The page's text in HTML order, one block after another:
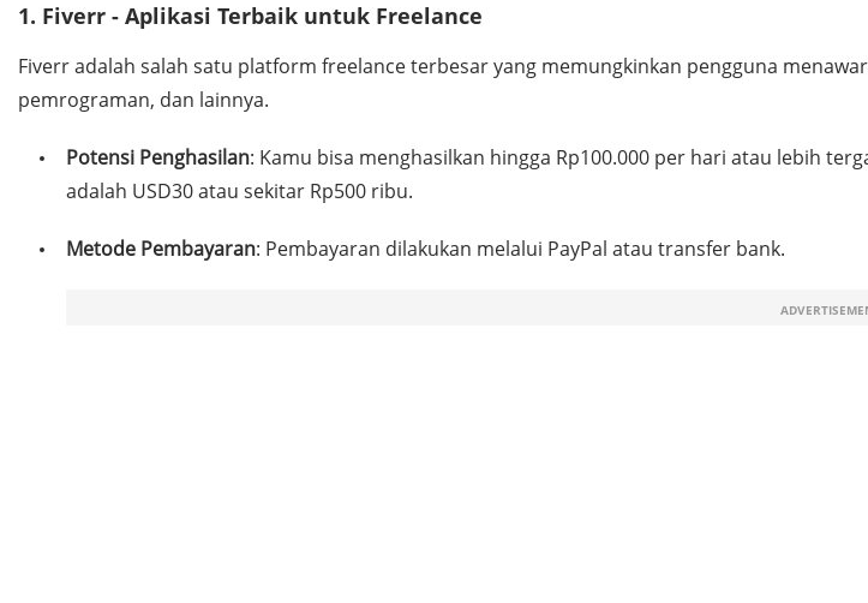
1. Fiverr - Aplikasi Terbaik untuk Freelance
Fiverr adalah salah satu platform freelance terbesar yang memungkinkan pengguna
pemrograman, dan lainnya.
Potensi Penghasilan: Kamu bisa menghasilkan hingga Rp100.000 per hari atau lebih
adalah USD30 atau sekitar Rp500 ribu.
Metode Pembayaran: Pembayaran dilakukan melalui PayPal atau transfer bank.